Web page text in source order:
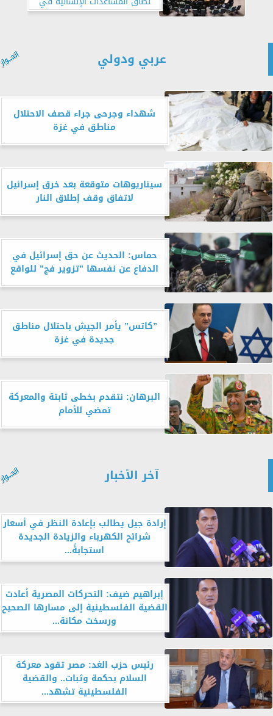
غزة
عربي ودولي
شهداء وجرحى جراء قصف الاحتلال
مناطق في غزة
سيناريوهات متوقعة بعد خرق إسرائيل
لاتفاق وقف إطلاق النار
حماس: الحديث عن حق إسرائيل في
الدفاع عن نفسها ”تزوير فج” للواقع
”كاتس” يأمر الجيش باحتلال مناطق
جديدة في غزة
البرهان: نتقدم بخطى ثابتة والمعركة
تمضي للأمام
آخر الأخبار
إرادة جيل يطالب بإعادة النظر في أسعار
شرائح الكهرباء والزيادة الجديدة
استجابةً...
إبراهيم ضيف: التحركات المصرية أعادت
القضية الفلسطينية إلى مسارها الصحيح
ورسخت مكانة...
رئيس حزب الغد: مصر تقود معركة
السلام بحكمة وثبات.. والقضية
الفلسطينية تشهد...